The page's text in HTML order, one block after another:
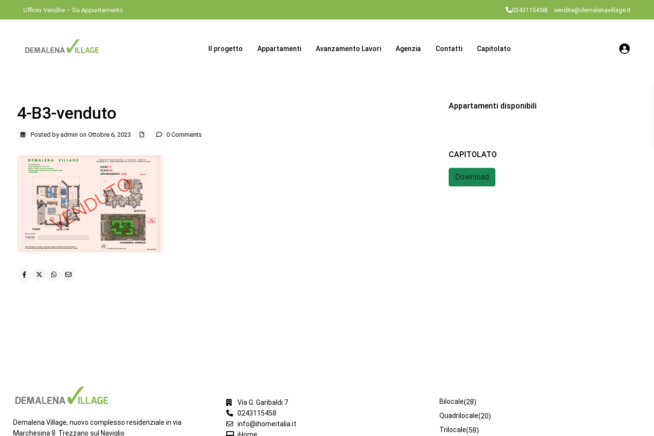
Ufficio Vendite – Su Appuntamento 0243115458| vendite@demalenavillage.it
Il progetto Appartamenti Avanzamento Lavori Agenzia Contatti Capitolato
4-B3-venduto
Posted by admin on Ottobre 6, 2023 0 Comments
Appartamenti disponibili
CAPITOLATO
Download
Demalena Village, nuovo complesso residenziale in via
Marchesina 8 Trezzano sul Naviglio
Via G. Garibaldi 7
0243115458
info@ihomeitalia.it
Bilocale(28)
Quadrilocale(20)
Trilocale(58)